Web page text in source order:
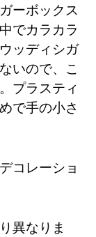
ーボックス
でカラカラ
ッディシガ
いので、こ
プラスティ
で手の小さ
コレーショ
異なりま